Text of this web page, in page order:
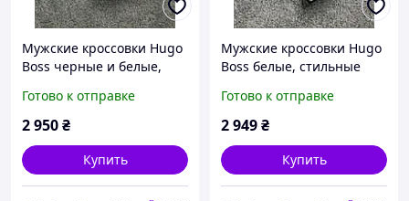
Мужские кроссовки Hugo
Boss черные и белые,
кроссовки Хуго Босс из
текстиля с пеновой
Готово к отправке
2 950₴
Купить
Мужские кроссовки Hugo
Boss белые, стильные
Хуго Босс из текстиля с
легкой пеновой
Готово к отправке
2 949₴
Купить